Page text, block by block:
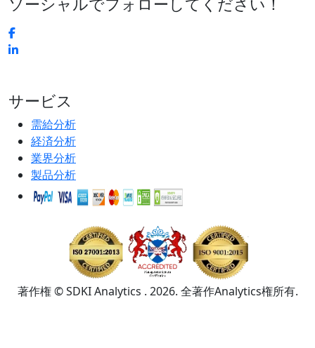
サービス
需給分析
経済分析
業界分析
製品分析
著作権 © SDKI Analytics . 2026. 全著作Analytics権所有.